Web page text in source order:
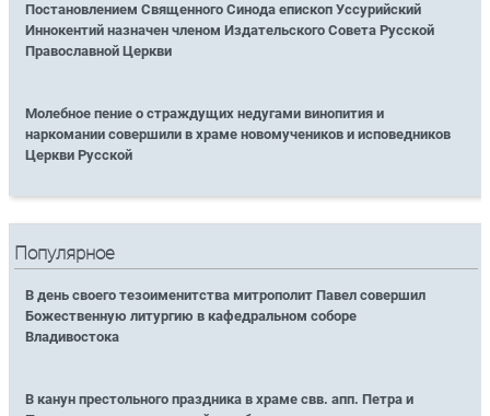
Постановлением Священного Синода епископ Уссурийский
Иннокентий назначен членом Издательского Совета Русской
Православной Церкви
Молебное пение о страждущих недугами винопития и
наркомании совершили в храме новомучеников и исповедников
Церкви Русской
Популярное
В день своего тезоименитства митрополит Павел совершил
Божественную литургию в кафедральном соборе
Владивостока
В канун престольного праздника в храме свв. апп. Петра и